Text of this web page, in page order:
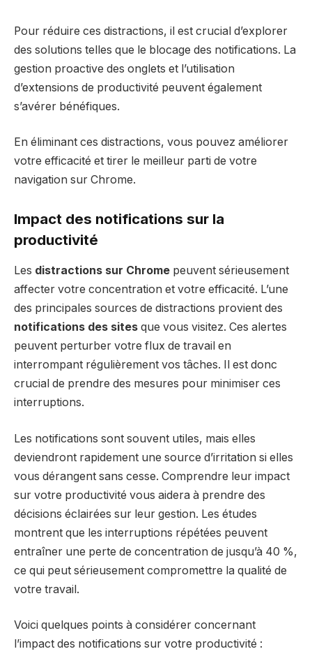
Pour réduire ces distractions, il est crucial d’explorer
des solutions telles que le blocage des notifications. La
gestion proactive des onglets et l’utilisation
d’extensions de productivité peuvent également
s’avérer bénéfiques.
En éliminant ces distractions, vous pouvez améliorer
votre efficacité et tirer le meilleur parti de votre
navigation sur Chrome.
Impact des notifications sur la
productivité
Les distractions sur Chrome peuvent sérieusement
affecter votre concentration et votre efficacité. L’une
des principales sources de distractions provient des
notifications des sites que vous visitez. Ces alertes
peuvent perturber votre flux de travail en
interrompant régulièrement vos tâches. Il est donc
crucial de prendre des mesures pour minimiser ces
interruptions.
Les notifications sont souvent utiles, mais elles
deviendront rapidement une source d’irritation si elles
vous dérangent sans cesse. Comprendre leur impact
sur votre productivité vous aidera à prendre des
décisions éclairées sur leur gestion. Les études
montrent que les interruptions répétées peuvent
entraîner une perte de concentration de jusqu’à 40 %,
ce qui peut sérieusement compromettre la qualité de
votre travail.
Voici quelques points à considérer concernant
l’impact des notifications sur votre productivité :